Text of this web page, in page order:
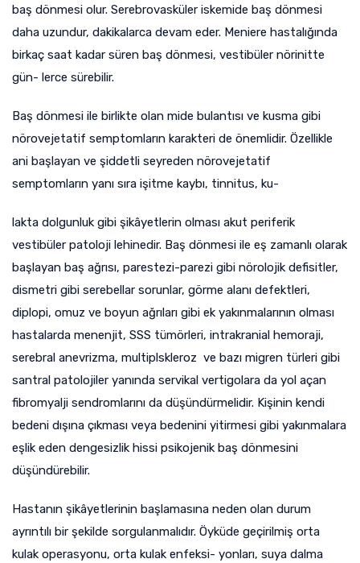
baş dönmesi olur. Serebrovasküler iskemide baş dönmesi
daha uzundur, dakikalarca devam eder. Meniere hastalığında
birkaç saat kadar süren baş dönmesi, vestibüler nörinitte
gün- lerce sürebilir.
Baş dönmesi ile birlikte olan mide bulantısı ve kusma gibi
nörovejetatif semptomların karakteri de önemlidir. Özellikle
ani başlayan ve şiddetli seyreden nörovejetatif
semptomların yanı sıra işitme kaybı, tinnitus, ku-
lakta dolgunluk gibi şikâyetlerin olması akut periferik
vestibüler patoloji lehinedir. Baş dönmesi ile eş zamanlı olarak
başlayan baş ağrısı, parestezi-parezi gibi nörolojik defisitler,
dismetri gibi serebellar sorunlar, görme alanı defektleri,
diplopi, omuz ve boyun ağrıları gibi ek yakınmalarının olması
hastalarda menenjit, SSS tümörleri, intrakranial hemoraji,
serebral anevrizma, multiplskleroz ve bazı migren türleri gibi
santral patolojiler yanında servikal vertigolara da yol açan
fibromyalji sendromlarını da düşündürmelidir. Kişinin kendi
bedeni dışına çıkması veya bedenini yitirmesi gibi yakınmalara
eşlik eden dengesizlik hissi psikojenik baş dönmesini
düşündürebilir.
Hastanın şikâyetlerinin başlamasına neden olan durum
ayrıntılı bir şekilde sorgulanmalıdır. Öyküde geçirilmiş orta
kulak operasyonu, orta kulak enfeksi- yonları, suya dalma